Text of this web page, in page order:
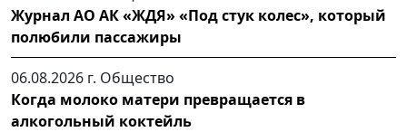
Журнал АО АК «ЖДЯ» «Под стук колес», который
полюбили пассажиры
06.08.2026 г. Общество
Когда молоко матери превращается в
алкогольный коктейль